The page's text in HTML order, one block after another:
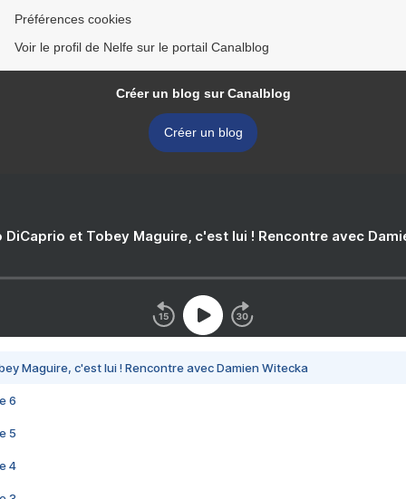
Préférences cookies
Voir le profil de Nelfe sur le portail Canalblog
Créer un blog sur Canalblog
Créer un blog
DiCaprio et Tobey Maguire, c'est lui ! Rencontre avec
Maguire, c'est lui ! Rencontre avec Damien Witecka
6
5
4